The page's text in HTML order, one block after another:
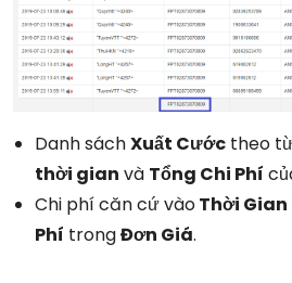
Danh sáchXuất Cước theo
thời gian và Tổng Chi Phí
Chi phí căn cứ vàoThời
Phí trongĐơn Giá.